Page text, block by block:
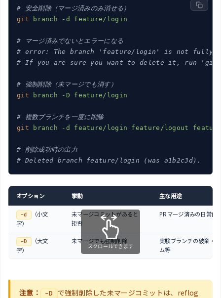
# 安全削除（マージ済みのみ消せる）
git
branch -d feature/login
# マージ済みでないとエラーになる
# error: The branch 'feature/login' is not fully
# If you are sure you want to delete it, run 'git
# 強制削除（未マージでも消す）
git
branch -D feature/login
# 複数ブランチを一度に削除
git
branch -d feature/login feature/logout
# 削除成功時の出力
# Deleted branch feature/login (was a1b2c3d).
オプション 挙動 主な用途
-d
（小文
字）
未マージコミットがあると
拒否
PRマージ済みの日常的
-D
（大文
字）
未マージでも強制削除
実験ブランチの破棄・
ム等
スクロールできます
注意： -D
で強制削除した未マージコミットは、reflog